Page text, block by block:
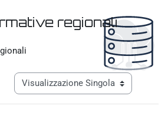
regionali
Navigazione terziaria modalità